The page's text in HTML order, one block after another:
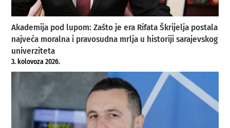
Akademija pod lupom: Zašto je era Rifata Škrijelja postala
najveća moralna i pravosudna mrlja u historiji sarajevskog
univerziteta
3. kolovoza 2026.